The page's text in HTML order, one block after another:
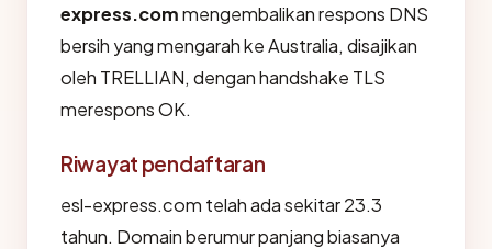
express.commengembalikan respons DNS
bersih yang mengarah ke Australia, disajikan
oleh TRELLIAN, dengan handshake TLS
merespons OK.
Riwayat pendaftaran
esl-express.com telah ada sekitar 23.3
tahun. Domain berumur panjang biasanya